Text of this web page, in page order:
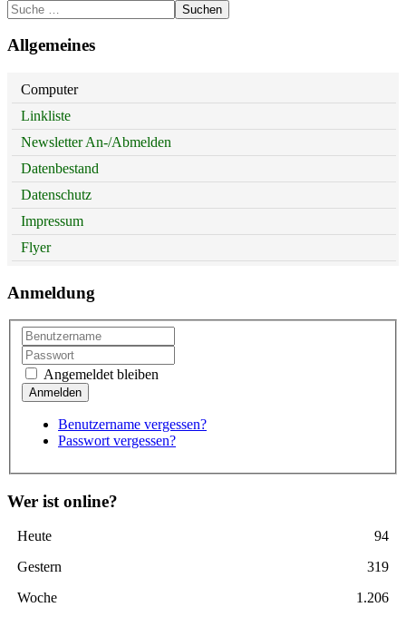
Suchen
Allgemeines
Computer
Linkliste
Newsletter An-/Abmelden
Datenbestand
Datenschutz
Impressum
Flyer
Anmeldung
Angemeldet bleiben
Benutzername vergessen?
Passwort vergessen?
Wer ist online?
Heute
94
Gestern
319
Woche
1.206